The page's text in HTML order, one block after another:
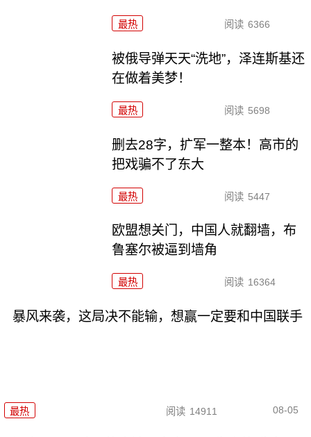
最热 阅读 6366
被俄导弹天天“洗地”，泽连斯基还
在做着美梦！
最热 阅读 5698
删去28字，扩军一整本！高市的
把戏骗不了东大
最热 阅读 5447
欧盟想关门，中国人就翻墙，布
鲁塞尔被逼到墙角
最热 阅读 16364
暴风来袭，这局决不能输，想赢一定要和中国联手
最热 阅读 14911 08-05